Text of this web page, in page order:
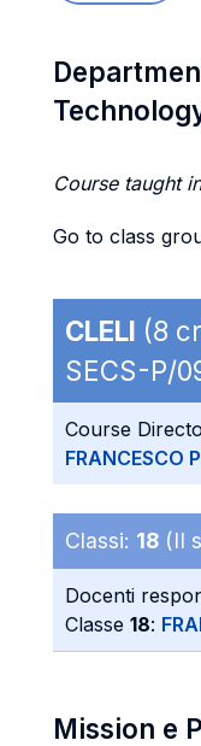
Course taught
Go to class
CLELI (8
SECS-P/
Course
FRANCESCO
Classi: 18 (II
Docenti
Classe 18:
Mission e